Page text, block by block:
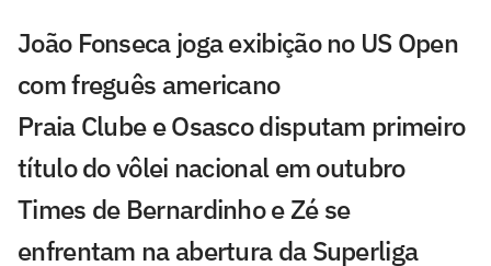
João Fonseca joga exibição no US Open
com freguês americano
Praia Clube e Osasco disputam primeiro
título do vôlei nacional em outubro
Times de Bernardinho e Zé se
enfrentam na abertura da Superliga